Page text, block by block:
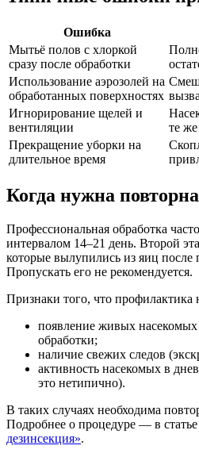
Ошибка
Мытьё полов с хлоркой
сразу после обработки
Использование аэрозолей на
обработанных поверхностях
Игнорирование щелей и
вентиляции
те
Прекращение уборки на
длительное время
Когда нужна
Профессиональная обработка
интервалом 14–21 день. Второй
которые вылупились из яиц после
Пропускать его не рекомендуется.
Признаки того, что профилактика
появление живых насекомых
обработки;
наличие свежих следов
активность насекомых в
это нетипично).
В таких случаях необходима
Подробнее о процедуре — в статье
дезинсекция».